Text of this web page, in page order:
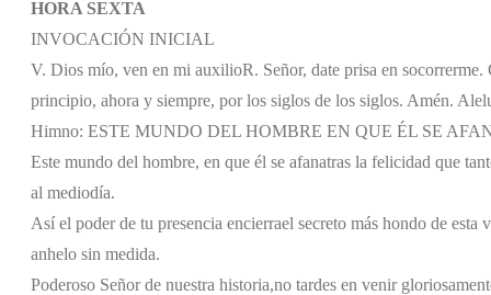
HORA SEXTA
INVOCACIÓN INICIAL
V. Dios mío, ven en mi auxilioR. Señor, date prisa en
principio, ahora y siempre, por los siglos de los siglos. Amén.
Himno: ESTE MUNDO DEL HOMBRE EN QUE ÉL SE
Este mundo del hombre, en que él se afanatras la felicidad que
al mediodía.
Así el poder de tu presencia encierrael secreto más hondo de esta
anhelo sin medida.
Poderoso Señor de nuestra historia,no tardes en venir